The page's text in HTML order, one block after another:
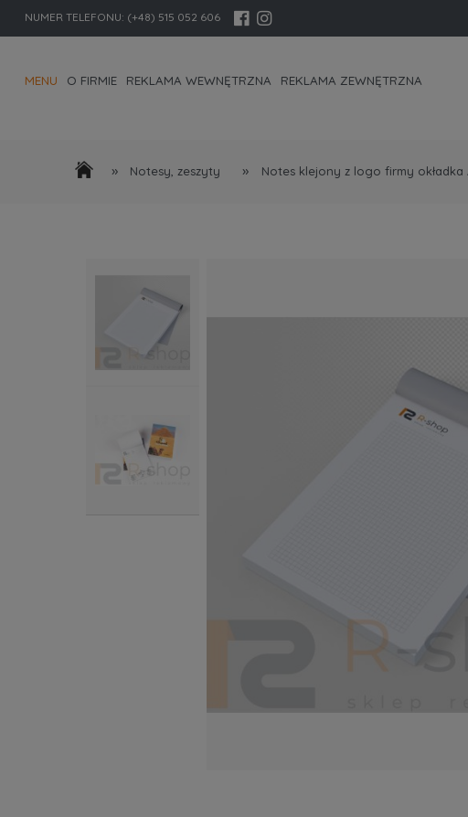
NUMER TELEFONU: (+48) 515 052 606
MENU O FIRMIE REKLAMA WEWNĘTRZNA REKLAMA ZEWNĘTRZNA
» Notesy, zeszyty » Notes klejony z logo firmy okładka